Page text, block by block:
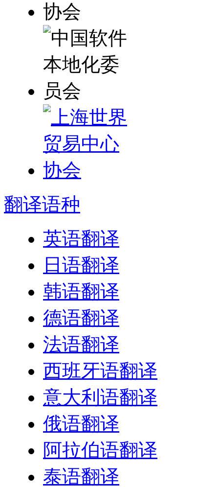
翻译语种
英语翻译
日语翻译
韩语翻译
德语翻译
法语翻译
西班牙语翻译
意大利语翻译
俄语翻译
阿拉伯语翻译
泰语翻译